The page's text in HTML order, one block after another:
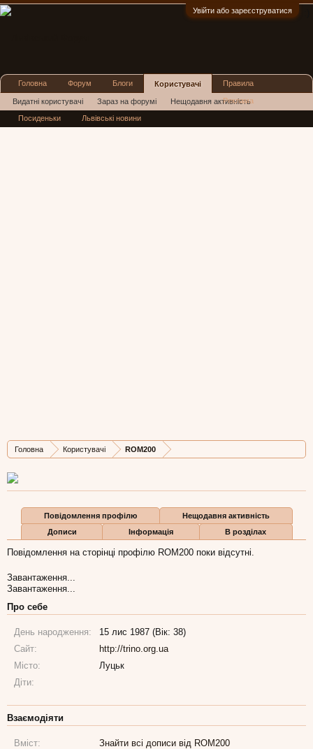
Увійти або зареєструватися
Головна Користувачі ROM200
Дописів
42
Карма
3
Бали
0
Повідомлення профілю
Нещодавня активність
Дописи
Інформація В розділах
Повідомлення на сторінці профілю ROM200 поки відсутні.
Завантаження...
Завантаження...
Про себе
День народження:
15 лис 1987 (Вік: 38)
Сайт:
http://trino.org.ua
Місто:
Луцьк
Діти:
Взаємодіяти
Вміст:
Знайти всі дописи від ROM200
Головна Форум Блоги Користувачі
Видатні користувачі Зараз на форумі Нещодавня активність
Нові повідомлення профілю
Правила
Реклама
Посиденьки Львівські новини